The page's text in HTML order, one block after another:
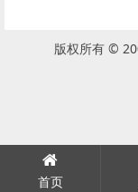
版权所有 ©
首页